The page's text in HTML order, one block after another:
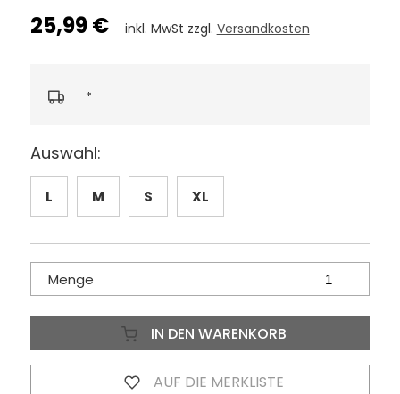
25,99 € inkl. MwSt zzgl. Versandkosten
*
Auswahl:
L M S XL
Menge
IN DEN WARENKORB
AUF DIE MERKLISTE